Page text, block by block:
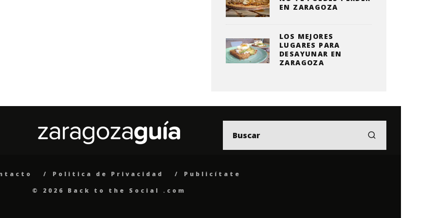
EN ZARAGOZA
LOS MEJORES
LUGARES PARA
DESAYUNAR EN
ZARAGOZA
Politica de Privacidad
Publicítate
© 2026 Back to the Social .com